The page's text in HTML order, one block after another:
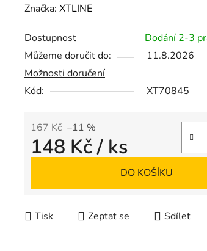
hodnocení
je
0,0
z
5
Značka: XTLINE
Dostupnost
Dodání 2-3
Můžeme doručit do:
11.8.2026
Možnosti doručení
Kód:
XT70845
167 Kč –11 %
148 Kč/ ks
DO KOŠÍKU
Tisk Zeptat se Sdílet